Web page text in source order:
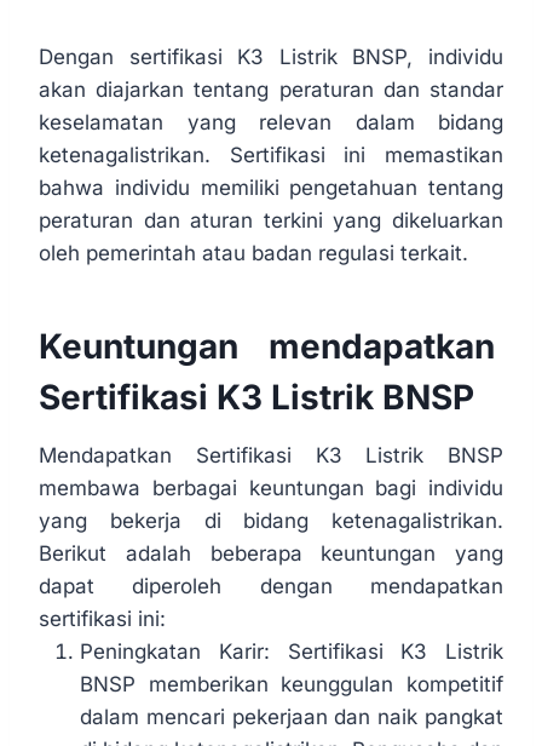
Dengan sertifikasi K3 Listrik BNSP, individu
akan diajarkan tentang peraturan dan standar
keselamatan yang relevan dalam bidang
ketenagalistrikan. Sertifikasi ini memastikan
bahwa individu memiliki pengetahuan tentang
peraturan dan aturan terkini yang dikeluarkan
oleh pemerintah atau badan regulasi terkait.
Keuntungan mendapatkan
Sertifikasi K3 Listrik BNSP
Mendapatkan Sertifikasi K3 Listrik BNSP
membawa berbagai keuntungan bagi individu
yang bekerja di bidang ketenagalistrikan.
Berikut adalah beberapa keuntungan yang
dapat diperoleh dengan mendapatkan
sertifikasi ini:
Peningkatan Karir: Sertifikasi K3 Listrik
BNSP memberikan keunggulan kompetitif
dalam mencari pekerjaan dan naik pangkat